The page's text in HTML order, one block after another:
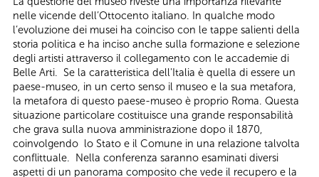
nelle vicende dell’Ottocento italiano. In qualche modo
l’evoluzione dei musei ha coinciso con le tappe salienti della
storia politica e ha inciso anche sulla formazione e selezione
degli artisti attraverso il collegamento con le accademie di
Belle Arti. Se la caratteristica dell'Italia è quella di essere un
paese-museo, in un certo senso il museo e la sua metafora,
la metafora di questo paese-museo è proprio Roma. Questa
situazione particolare costituisce una grande responsabilità
che grava sulla nuova amministrazione dopo il 1870,
coinvolgendo lo Stato e il Comune in una relazione talvolta
conflittuale. Nella conferenza saranno esaminati diversi
aspetti di un panorama composito che vede il recupero e la